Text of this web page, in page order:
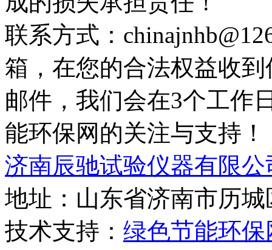
联系方式：
箱，在您的合法权益收
邮件，我们会在3个工作
能环保网的关注与支持！
济南辰驰试验仪器有限公
地址：山东省济南市历
技术支持： 绿色节能环保